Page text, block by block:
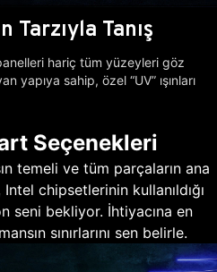
Tarzıyla Tanış
hariç tüm yüzeyleri göz
yapıya sahip, özel “UV” ışınları
Seçenekleri
temeli ve tüm parçaların ana
chipsetlerinin kullanıldığı
seni bekliyor. İhtiyacına en
sınırlarını sen belirle.